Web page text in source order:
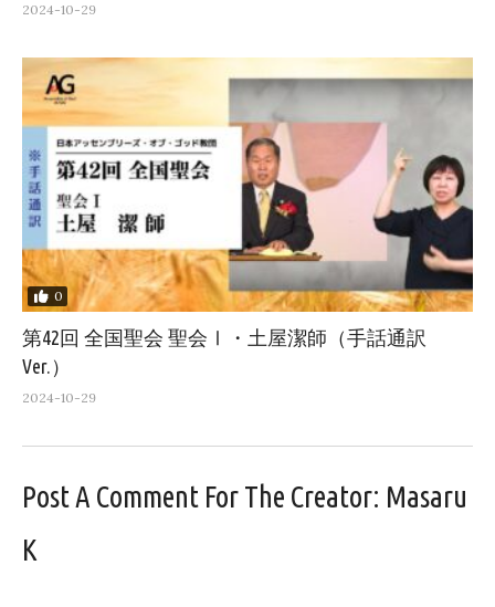
2024-10-29
0
第42回 全国聖会 聖会Ⅰ・土屋潔師（手話通訳
Ver.）
2024-10-29
Post A Comment For The Creator: Masaru
K